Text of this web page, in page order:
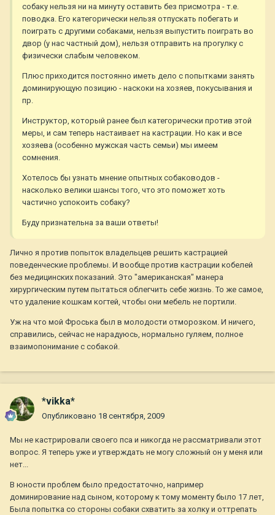
собаку нельзя ни на минуту оставить без присмотра - т.е.
поводка. Его категорически нельзя отпускать побегать и
поиграть с другими собаками, нельзя выпустить поиграть во
двор (у нас частный дом), нельзя отправить на прогулку с
физически слабым человеком.
Плюс приходится постоянно иметь дело с попытками занять
доминирующую позицию - наскоки на хозяев, покусывания и
пр.
Инструктор, который ранее был категорически против этой
меры, и сам теперь настаивает на кастрации. Но как и все
хозяева (особенно мужская часть семьи) мы имеем
сомнения.
Хотелось бы узнать мнение опытных собаководов -
насколько велики шансы того, что это поможет хоть
частично успокоить собаку?
Буду признательна за ваши ответы!
Лично я против попыток владельцев решить кастрацией
поведенческие проблемы. И вообще против кастрации кобелей
без медицинских показаний. Это "американская" манера
хирургическим путем пытаться облегчить себе жизнь. То же самое,
что удаление кошкам когтей, чтобы они мебель не портили.
Уж на что мой Фроська был в молодости отморозком. И ничего,
справились, сейчас не нарадуюсь, нормально гуляем, полное
взаимопонимание с собакой.
*vikka*
Опубликовано 18 сентября, 2009
Мы не кастрировали своего пса и никогда не рассматривали этот
вопрос. Я теперь уже и утверждать не могу сложный он у меня или
нет...
В юности проблем было предостаточно, например
доминирование над сыном, которому к тому моменту было 17 лет,
Была попытка со стороны собаки схватить за холку и оттрепать